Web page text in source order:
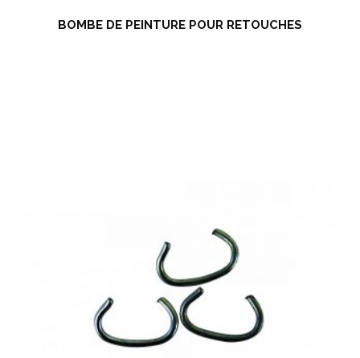
BOMBE DE PEINTURE POUR RETOUCHES